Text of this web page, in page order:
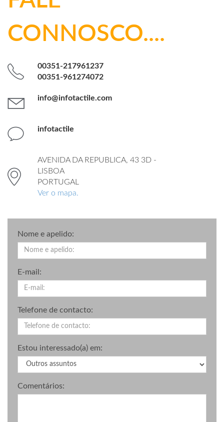
CONNOSCO....
00351-217961237
00351-961274072
info@infotactile.com
infotactile
AVENIDA DA REPUBLICA, 43 3D -
LISBOA
PORTUGAL
Ver o mapa.
Nome e apelido:
E-mail:
Telefone de contacto:
Estou interessado(a) em:
Comentários: